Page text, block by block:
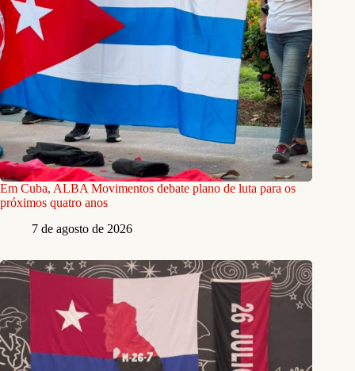
Em Cuba, ALBA Movimentos debate plano de luta para os
próximos quatro anos
7 de agosto de 2026